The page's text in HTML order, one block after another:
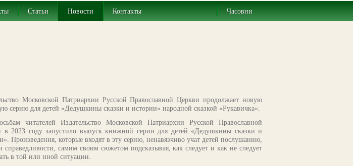
Статьи Новости Контакты Часовни
Московской Патриархии Русской Православной Церкви продолжает новую
серию для детей «Дедушкины сказки и истории» народной сказкой «Рукавичка».
читателей Издательство Московской Патриархии Русской Православной
в 2023 году запустило выпуск книжной серии для детей «Дедушкины сказки и
Произведения, которые входят в эту серию, ненавязчиво учат детей послушанию,
справедливости, самим своим сюжетом подсказывая, как следует и как не следует
в той или иной ситуации.